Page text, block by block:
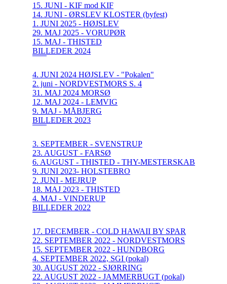
15. JUNI - KIF mod KIF
14. JUNI - ØRSLEV KLOSTER (byfest)
1. JUNI 2025 - HØJSLEV
29. MAJ 2025 - VORUPØR
15. MAJ - THISTED
BILLEDER 2024
4. JUNI 2024 HØJSLEV - "Pokalen"
2. juni - NORDVESTMORS S. 4
31. MAJ 2024 MORSØ
12. MAJ 2024 - LEMVIG
9. MAJ - MÅBJERG
BILLEDER 2023
3. SEPTEMBER - SVENSTRUP
23. AUGUST - FARSØ
6. AUGUST - THISTED - THY-MESTERSKAB
9. JUNI 2023- HOLSTEBRO
2. JUNI - MEJRUP
18. MAJ 2023 - THISTED
4. MAJ - VINDERUP
BILLEDER 2022
17. DECEMBER - COLD HAWAII BY SPAR
22. SEPTEMBER 2022 - NORDVESTMORS
15. SEPTEMBER 2022 - HUNDBORG
4. SEPTEMBER 2022, SGI (pokal)
30. AUGUST 2022 - SJØRRING
22. AUGUST 2022 - JAMMERBUGT (pokal)